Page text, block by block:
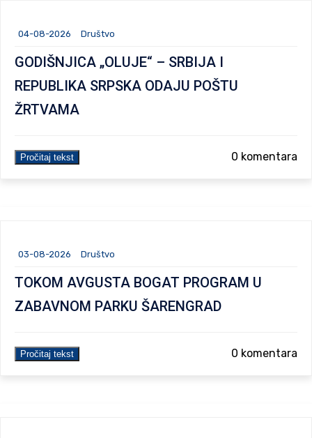
04-08-2026 Društvo
GODIŠNJICA „OLUJE“ – SRBIJA I
REPUBLIKA SRPSKA ODAJU POŠTU
ŽRTVAMA
Pročitaj tekst 0 komentara
03-08-2026 Društvo
TOKOM AVGUSTA BOGAT PROGRAM U
ZABAVNOM PARKU ŠARENGRAD
Pročitaj tekst 0 komentara